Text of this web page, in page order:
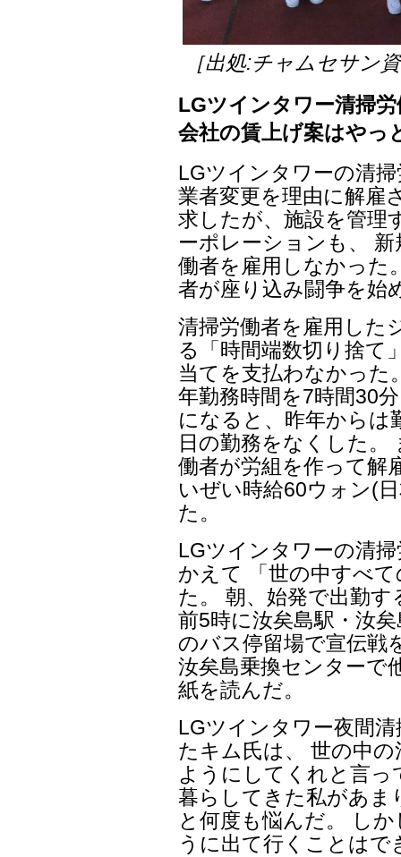
［出処:チャムセサン
LGツインタワー清掃
会社の賃上げ案はやっ
LGツインタワーの清
業者変更を理由に解雇
求したが、施設を管理
ーポレーションも、
働者を雇用しなかった
者が座り込み闘争を始
清掃労働者を雇用した
る「時間端数切り捨て
当てを支払わなかった
年勤務時間を7時間30
になると、昨年からは
日の勤務をなくした。
働者が労組を作って解
いぜい時給60ウォン(
た。
LGツインタワーの清
かえて 「世の中すべ
た。 朝、始発で出勤
前5時に汝矣島駅・汝
のバス停留場で宣伝戦
汝矣島乗換センターで
紙を読んだ。
LGツインタワー夜間
たキム氏は、 世の中
ようにしてくれと言
暮らしてきた私があま
と何度も悩んだ。 し
うに出て行くことは